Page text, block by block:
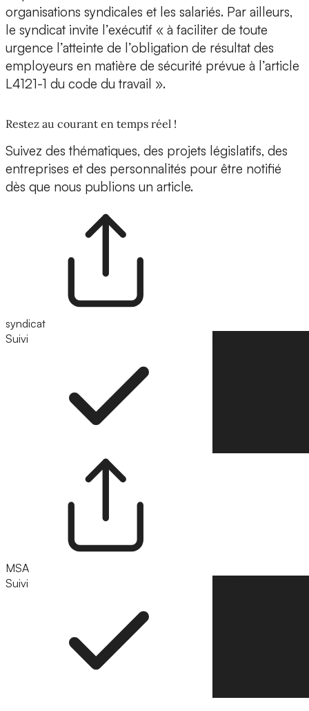
organisations syndicales et les salariés. Par ailleurs,
le syndicat invite l’exécutif « à faciliter de toute
urgence l’atteinte de l’obligation de résultat des
employeurs en matière de sécurité prévue à l’article
L4121-1 du code du travail ».
Restez au courant en temps réel !
Suivez des thématiques, des projets législatifs, des
entreprises et des personnalités pour être notifié
dès que nous publions un article.
syndicat
Suivi
MSA
Suivi